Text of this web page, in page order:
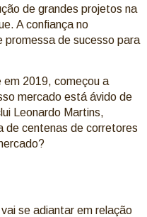
de grandes projetos na
A confiança no
promessa de sucesso para
em 2019, começou a
mercado está ávido de
Leonardo Martins,
de centenas de corretores
se adiantar em relação